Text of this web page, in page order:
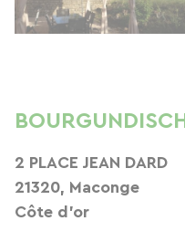
2 PLACE JEAN DARD
21320, Maconge
Côte d'or